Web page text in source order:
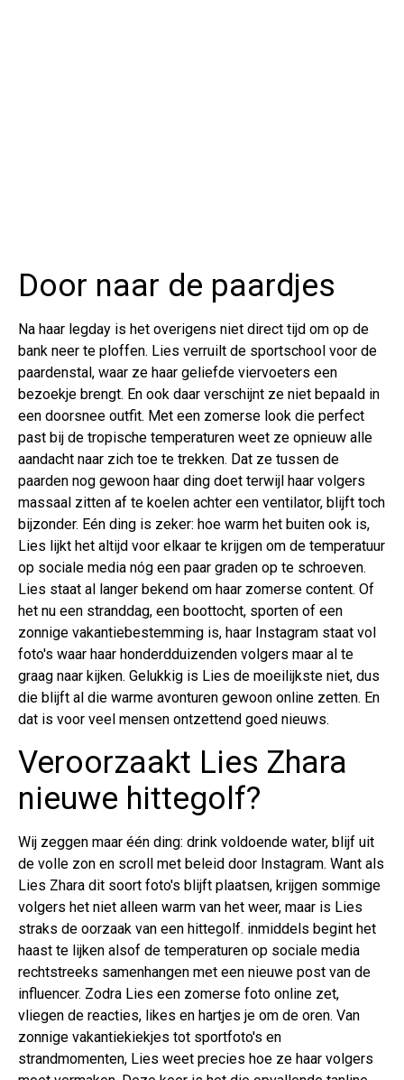
Door naar de paardjes
Na haar legday is het overigens niet direct tijd om op de
bank neer te ploffen. Lies verruilt de sportschool voor de
paardenstal, waar ze haar geliefde viervoeters een
bezoekje brengt. En ook daar verschijnt ze niet bepaald in
een doorsnee outfit. Met een zomerse look die perfect
past bij de tropische temperaturen weet ze opnieuw alle
aandacht naar zich toe te trekken. Dat ze tussen de
paarden nog gewoon haar ding doet terwijl haar volgers
massaal zitten af te koelen achter een ventilator, blijft toch
bijzonder. Eén ding is zeker: hoe warm het buiten ook is,
Lies lijkt het altijd voor elkaar te krijgen om de temperatuur
op sociale media nóg een paar graden op te schroeven.
Lies staat al langer bekend om haar zomerse content. Of
het nu een stranddag, een boottocht, sporten of een
zonnige vakantiebestemming is, haar Instagram staat vol
foto's waar haar honderdduizenden volgers maar al te
graag naar kijken. Gelukkig is Lies de moeilijkste niet, dus
die blijft al die warme avonturen gewoon online zetten. En
dat is voor veel mensen ontzettend goed nieuws.
Veroorzaakt Lies Zhara
nieuwe hittegolf?
Wij zeggen maar één ding: drink voldoende water, blijf uit
de volle zon en scroll met beleid door Instagram. Want als
Lies Zhara dit soort foto's blijft plaatsen, krijgen sommige
volgers het niet alleen warm van het weer, maar is Lies
straks de oorzaak van een hittegolf. inmiddels begint het
haast te lijken alsof de temperaturen op sociale media
rechtstreeks samenhangen met een nieuwe post van de
influencer. Zodra Lies een zomerse foto online zet,
vliegen de reacties, likes en hartjes je om de oren. Van
zonnige vakantiekiekjes tot sportfoto's en
strandmomenten, Lies weet precies hoe ze haar volgers